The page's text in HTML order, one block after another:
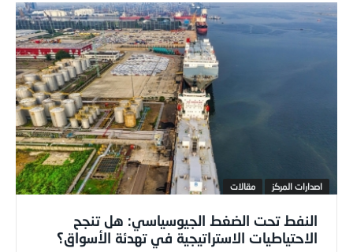
اصدارات المركز مقالات
النفط تحت الضغط الجيوسياسي: هل تنجح
الاحتياطيات الاستراتيجية في تهدئة الأسواق؟